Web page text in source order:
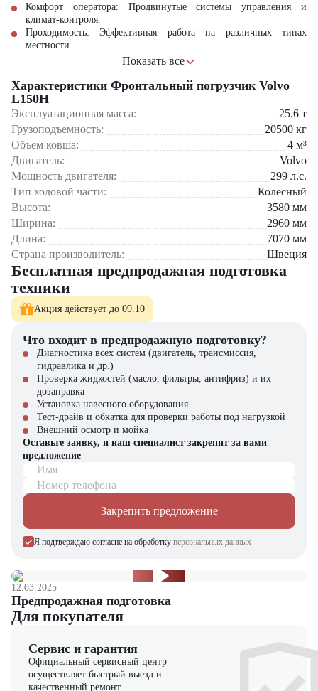
Комфорт оператора: Продвинутые системы управления и
климат-контроля.
Проходимость: Эффективная работа на различных типах
местности.
Точное выполнение операций: Современная гидравлическая
Фронтальный погрузчик Volvo L150H идеально подходит для
выполнения строительных и промышленных задач, обеспечивая
высокую производительность и надежность.
Показать все
Характеристики Фронтальный погрузчик Volvo
L150H
Эксплуатационная масса: 25.6 т
Грузоподъемность:
20500 кг
Объем ковша:
4 м³
Двигатель:
Volvo
Мощность двигателя:
299 л.с.
Тип ходовой части:
Колесный
Высота:
3580 мм
Ширина:
2960 мм
Длина:
7070 мм
Страна производитель:
Швеция
Бесплатная предпродажная подготовка
техники
Акция действует до 09.10
Что входит в предпродажную подготовку?
Диагностика всех систем (двигатель, трансмиссия,
гидравлика и др.)
Проверка жидкостей (масло, фильтры, антифриз) и их
дозаправка
Установка навесного оборудования
Тест-драйв и обкатка для проверки работы под нагрузкой
Внешний осмотр и мойка
Оставьте заявку, и наш специалист закрепит за вами
предложение
Имя
Номер телефона
Закрепить предложение
Я подтверждаю согласие на обработку персональных данных
12.03.2025
Предпродажная подготовка
Для покупателя
Сервис и гарантия
Официальный сервисный центр
осуществляет быстрый выезд и
качественный ремонт